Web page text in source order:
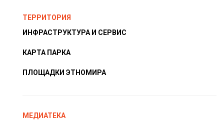
ТЕРРИТОРИЯ
ИНФРАСТРУКТУРА И СЕРВИС
КАРТА ПАРКА
ПЛОЩАДКИ ЭТНОМИРА
МЕДИАТЕКА